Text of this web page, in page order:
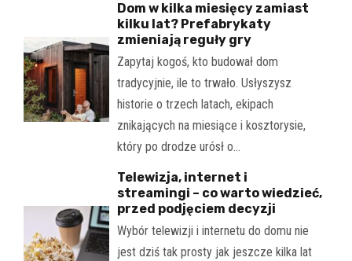
Dom w kilka miesięcy zamiast
kilku lat? Prefabrykaty
zmieniają reguły gry
Zapytaj kogoś, kto budował dom
tradycyjnie, ile to trwało. Usłyszysz
historie o trzech latach, ekipach
znikających na miesiące i kosztorysie,
który po drodze urósł o…
Telewizja, internet i
streamingi – co warto wiedzieć,
przed podjęciem decyzji
Wybór telewizji i internetu do domu nie
jest dziś tak prosty jak jeszcze kilka lat